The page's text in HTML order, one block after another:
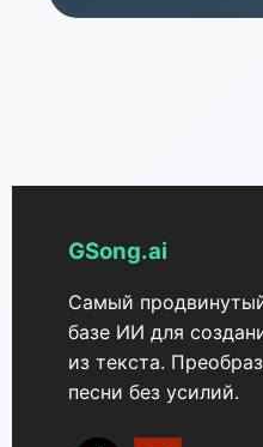
GSong.ai
Самый
базе ИИ для
из текста.
песни без усилий.